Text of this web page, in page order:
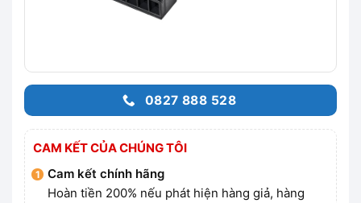
0827 888 528
CAM KẾT CỦA CHÚNG TÔI
Cam kết chính hãng
Hoàn tiền 200% nếu phát hiện hàng giả, hàng